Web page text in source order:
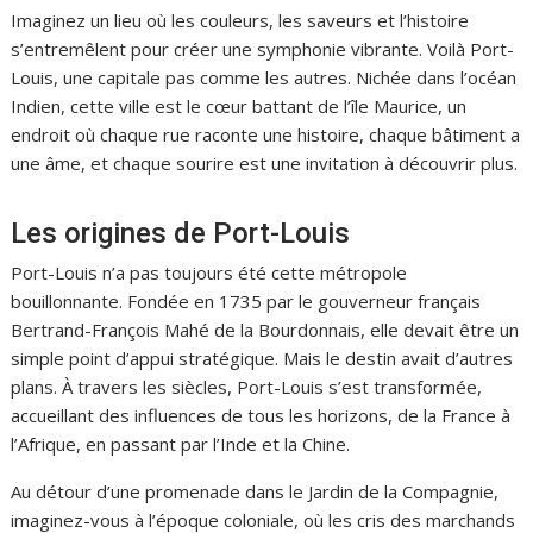
Imaginez un lieu où les couleurs, les saveurs et l’histoire
s’entremêlent pour créer une symphonie vibrante. Voilà Port-
Louis, une capitale pas comme les autres. Nichée dans l’océan
Indien, cette ville est le cœur battant de l’île Maurice, un
endroit où chaque rue raconte une histoire, chaque bâtiment a
une âme, et chaque sourire est une invitation à découvrir plus.
Les origines de Port-Louis
Port-Louis n’a pas toujours été cette métropole
bouillonnante. Fondée en 1735 par le gouverneur français
Bertrand-François Mahé de la Bourdonnais, elle devait être un
simple point d’appui stratégique. Mais le destin avait d’autres
plans. À travers les siècles, Port-Louis s’est transformée,
accueillant des influences de tous les horizons, de la France à
l’Afrique, en passant par l’Inde et la Chine.
Au détour d’une promenade dans le Jardin de la Compagnie,
imaginez-vous à l’époque coloniale, où les cris des marchands